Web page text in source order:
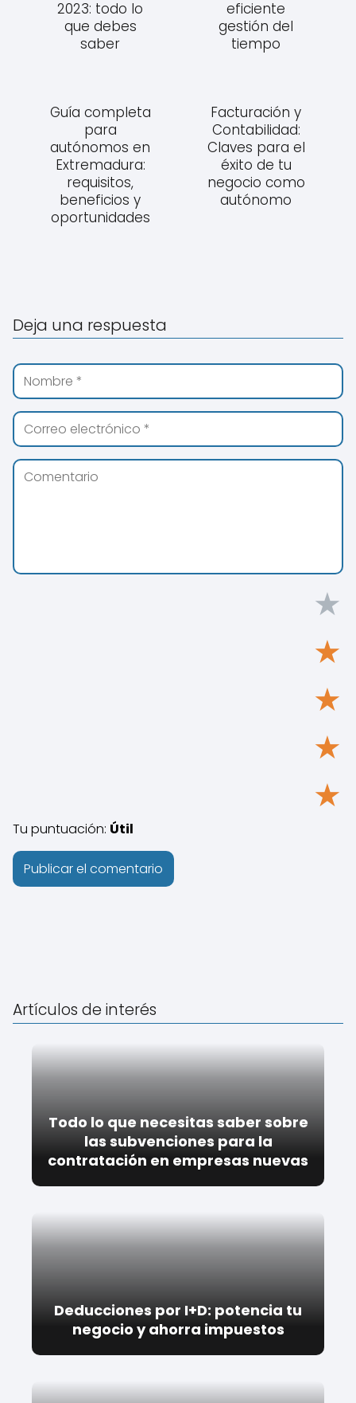
2023: todo lo
que debes
saber
eficiente
gestión del
tiempo
Guía completa
para
autónomos en
Extremadura:
requisitos,
beneficios y
oportunidades
Facturación y
Contabilidad:
Claves para el
éxito de tu
negocio como
autónomo
Deja una respuesta
★
★
★
★
★
Tu puntuación: Útil
Artículos de interés
Todo lo que necesitas saber sobre
las subvenciones para la
contratación en empresas nuevas
Deducciones por I+D: potencia tu
negocio y ahorra impuestos